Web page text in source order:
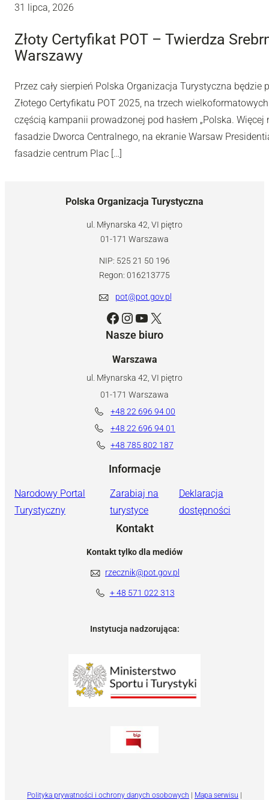
31 lipca, 2026
Złoty Certyfikat POT – Twierdza
Warszawy
Przez cały sierpień Polska Organizacja Turystyczna
Złotego Certyfikatu POT 2025, na trzech
częścią kampanii prowadzonej pod hasłem „Polska.
fasadzie Dworca Centralnego, na ekranie Warsaw
fasadzie centrum Plac […]
Polska Organizacja Turystyczna
ul. Młynarska 42, VI piętro
01-171 Warszawa
NIP: 525 21 50 196
Regon: 016213775
pot@pot.gov.pl
Facebook Instagram YouTube X
Nasze biuro
Warszawa
ul. Młynarska 42, VI piętro
01-171 Warszawa
+48 22 696 94 00
+48 22 696 94 01
+48 785 802 187
Informacje
Narodowy Portal
Turystyczny
Zarabiaj na
turystyce
Deklaracja
dostępności
Kontakt
Kontakt tylko dla mediów
rzecznik@pot.gov.pl
+ 48 571 022 313
Instytucja nadzorująca:
Polityka prywatności i ochrony danych osobowych | Mapa serwisu |